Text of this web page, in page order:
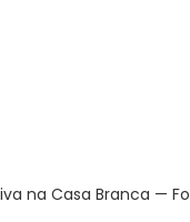
na Casa Branca —